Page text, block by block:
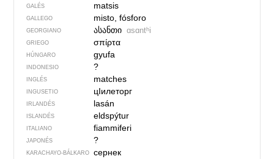
GALÉS matsis
GALLEGO misto, fósforo
GEORGIANO ასანთი ɑsɑntʰi
GRIEGO σπίρτα
HÚNGARO gyufa
INDONESIO ?
INGLÉS matches
INGUSETIO цIилеторг
IRLANDÉS lasán
ISLANDÉS eldspýtur
ITALIANO fiammiferi
JAPONÉS ?
KARACHAYO-BÁLKARO сернек